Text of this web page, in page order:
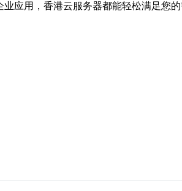
应用，香港云服务器都能轻松满足您